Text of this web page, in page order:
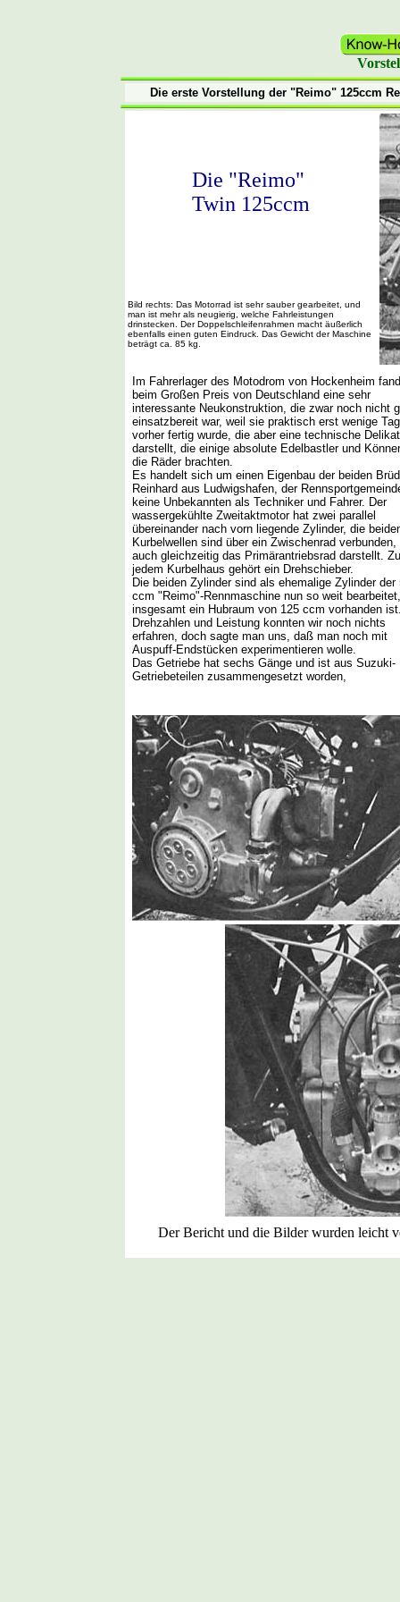
Die erste Vorstellung der "Reimo" 125ccm
Die "Reimo"
Twin 125ccm
Bild rechts: Das Motorrad ist sehr sauber gearbeitet, und
man ist mehr als neugierig, welche Fahrleistungen
drinstecken. Der Doppelschleifenrahmen macht äußerlich
ebenfalls einen guten Eindruck. Das Gewicht der Maschine
beträgt ca. 85 kg.
Im Fahrerlager des Motodrom von Hockenheim
beim Großen Preis von Deutschland eine sehr
interessante Neukonstruktion, die zwar noch nicht
einsatzbereit war, weil sie praktisch erst wenige
vorher fertig wurde, die aber eine technische
darstellt, die einige absolute Edelbastler und
die Räder brachten.
Es handelt sich um einen Eigenbau der beiden
Reinhard aus Ludwigshafen, der
keine Unbekannten als Techniker und Fahrer. Der
wassergekühlte Zweitaktmotor hat zwei parallel
übereinander nach vorn liegende Zylinder, die
Kurbelwellen sind über ein Zwischenrad verbunden,
auch gleichzeitig das Primärantriebsrad darstellt. Zu
jedem Kurbelhaus gehört ein Drehschieber.
Die beiden Zylinder sind als ehemalige Zylinder der
ccm "Reimo"-Rennmaschine nun so weit
insgesamt ein Hubraum von 125 ccm vorhanden
Drehzahlen und Leistung konnten wir noch nichts
erfahren, doch sagte man uns, daß man noch mit
Auspuff-Endstücken experimentieren wolle.
Das Getriebe hat sechs Gänge und ist aus Suzuki-
Getriebeteilen zusammengesetzt worden,
Der Bericht und die Bilder wurden leicht